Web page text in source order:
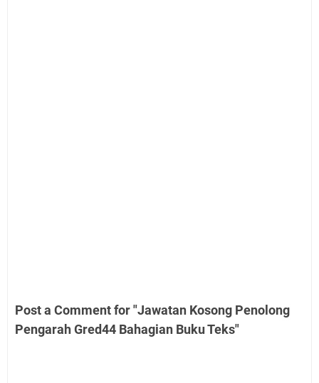
Post a Comment for "Jawatan Kosong Penolong
Pengarah Gred44 Bahagian Buku Teks"